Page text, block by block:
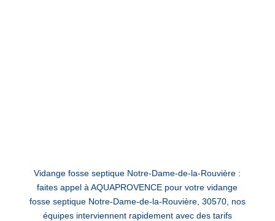
Vidange fosse septique Notre-Dame-de-la-Rouvière :
faites appel à AQUAPROVENCE pour votre vidange
fosse septique Notre-Dame-de-la-Rouvière, 30570, nos
équipes interviennent rapidement avec des tarifs